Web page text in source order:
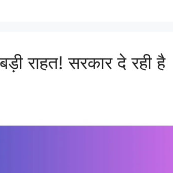
राहत! सरकार दे रही है